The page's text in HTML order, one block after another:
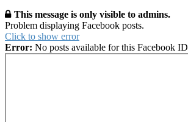
This message is only visible to admins.
Problem displaying Facebook posts.
Click to show error
Error: No posts available for this Facebook ID